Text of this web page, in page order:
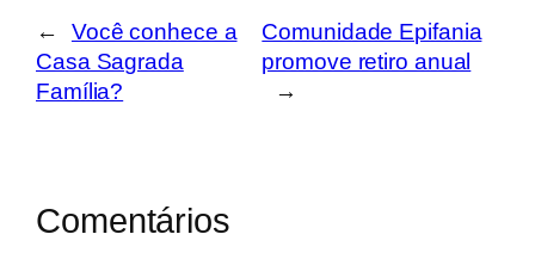
←
Você conhece a
Casa Sagrada
Família?
Comunidade Epifania
promove retiro anual
→
Comentários